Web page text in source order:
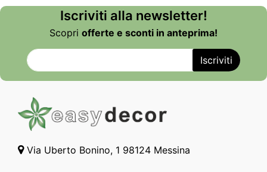
Iscriviti alla newsletter!
Scopri offerte e sconti in anteprima!
Via Uberto Bonino, 1 98124 Messina